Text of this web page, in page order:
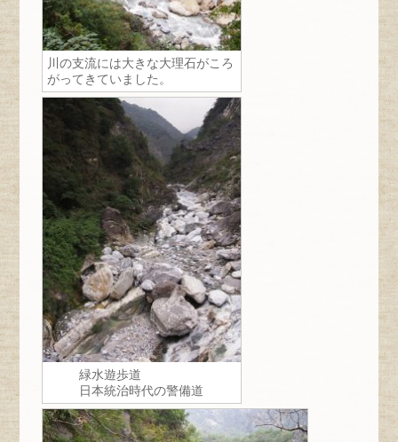
川の支流には大きな大理石がころ
がってきていました。
緑水遊歩道
日本統治時代の警備道